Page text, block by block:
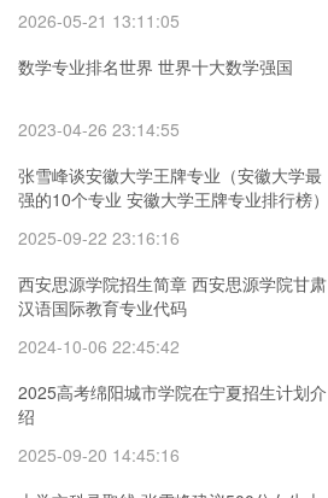
2026-05-21 13:11:05
数学专业排名世界 世界十大数学强国
2023-04-26 23:14:55
张雪峰谈安徽大学王牌专业（安徽大学最
强的10个专业 安徽大学王牌专业排行榜）
2025-09-22 23:16:16
西安思源学院招生简章 西安思源学院甘肃
汉语国际教育专业代码
2024-10-06 22:45:42
2025高考绵阳城市学院在宁夏招生计划介
绍
2025-09-20 14:45:16